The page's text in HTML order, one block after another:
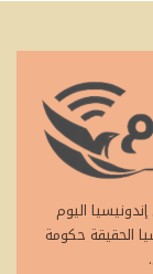
اليوم
الحقيقة حكومة